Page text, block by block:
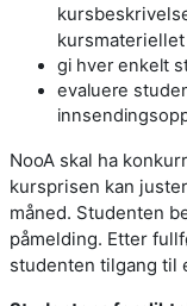
gi hver enkelt
evaluere
NooA skal ha
kursprisen kan
måned. Studenten
påmelding. Etter
studenten tilgang til